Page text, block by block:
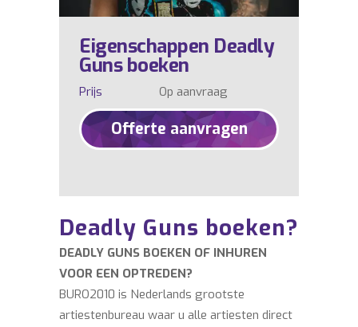
Eigenschappen Deadly
Guns boeken
Prijs Op aanvraag
Offerte aanvragen
Deadly Guns boeken?
DEADLY GUNS BOEKEN OF INHUREN
VOOR EEN OPTREDEN?
BURO2010 is Nederlands grootste
artiestenbureau waar u alle artiesten direct